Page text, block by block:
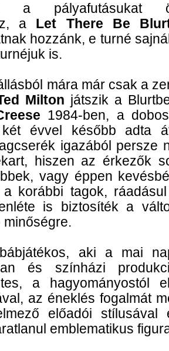
a Let There Be
hozzánk, e turné
is.
mára már csak a
Milton játszik a
1984-ben, a
évvel később adta
igazából persze
hiszen az érkezők
vagy éppen
a korábbi tagok,
is biztosíték a
minőségre.
aki a mai
és színházi
a hagyományostól
az éneklés fogalmát
előadói stílusával
emblematikus